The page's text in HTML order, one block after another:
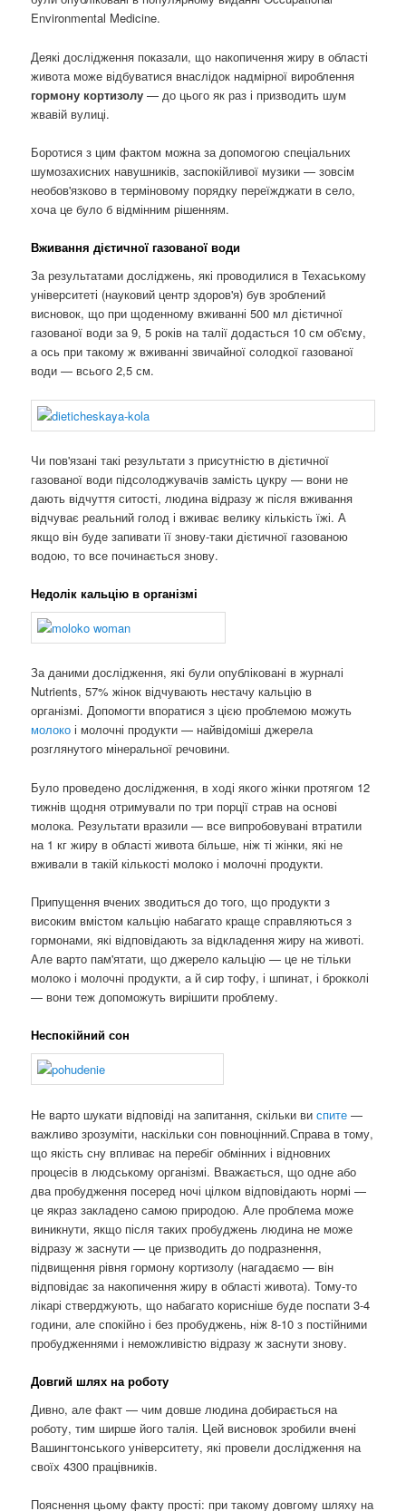
Environmental Medicine.
Деякі дослідження показали, що накопичення жиру в області
живота може відбуватися внаслідок надмірної вироблення
гормону кортизолу— до цього як раз і призводить шум
жвавій вулиці.
Боротися з цим фактом можна за допомогою спеціальних
шумозахисних навушників, заспокійливої ​​музики — зовсім
необов'язково в терміновому порядку переїжджати в село,
хоча це було б відмінним рішенням.
Вживання дієтичної газованої води
За результатами досліджень, які проводилися в Техаському
університеті (науковий центр здоров'я) був зроблений
висновок, що при щоденному вживанні 500 мл дієтичної
газованої води за 9, 5 років на талії додасться 10 см об'єму,
а ось при такому ж вживанні звичайної солодкої газованої
води — всього 2,5 см.
Чи пов'язані такі результати з присутністю в дієтичної
газованої води підсолоджувачів замість цукру — вони не
дають відчуття ситості, людина відразу ж після вживання
відчуває реальний голод і вживає велику кількість їжі. А
якщо він буде запивати її знову-таки дієтичної газованою
водою, то все починається знову.
Недолік кальцію в організмі
За даними дослідження, які були опубліковані в журналі
Nutrients, 57% жінок відчувають нестачу кальцію в
організмі. Допомогти впоратися з цією проблемою можуть
молокоі молочні продукти — найвідоміші джерела
розглянутого мінеральної речовини.
Було проведено дослідження, в ході якого жінки протягом 12
тижнів щодня отримували по три порції страв на основі
молока. Результати вразили — все випробовувані втратили
на 1 кг жиру в області живота більше, ніж ті жінки, які не
вживали в такій кількості молоко і молочні продукти.
Припущення вчених зводиться до того, що продукти з
високим вмістом кальцію набагато краще справляються з
гормонами, які відповідають за відкладення жиру на животі.
Але варто пам'ятати, що джерело кальцію — це не тільки
молоко і молочні продукти, а й сир тофу, і шпинат, і брокколі
— вони теж допоможуть вирішити проблему.
Неспокійний сон
Не варто шукати відповіді на запитання, скільки виспите—
важливо зрозуміти, наскільки сон повноцінний.Справа в тому,
що якість сну впливає на перебіг обмінних і відновних
процесів в людському організмі. Вважається, що одне або
два пробудження посеред ночі цілком відповідають нормі —
це якраз закладено самою природою. Але проблема може
виникнути, якщо після таких пробуджень людина не може
відразу ж заснути — це призводить до подразнення,
підвищення рівня гормону кортизолу (нагадаємо — він
відповідає за накопичення жиру в області живота). Тому-то
лікарі стверджують, що набагато корисніше буде поспати 3-4
години, але спокійно і без пробуджень, ніж 8-10 з постійними
пробудженнями і неможливістю відразу ж заснути знову.
Довгий шлях на роботу
Дивно, але факт — чим довше людина добирається на
роботу, тим ширше його талія. Цей висновок зробили вчені
Вашингтонського університету, які провели дослідження на
своїх 4300 працівників.
Пояснення цьому факту прості: при такому довгому шляху на